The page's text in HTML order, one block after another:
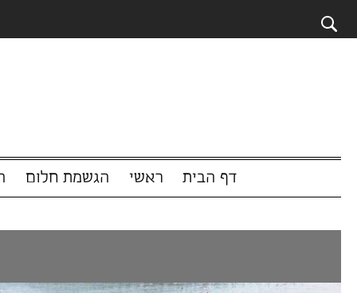
דף הבית ראשי הגשמת חלום